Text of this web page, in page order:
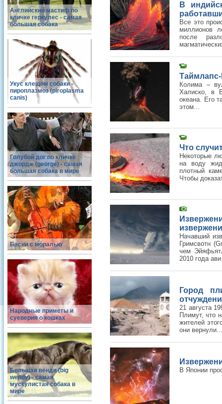
Английский мастиф по
кличке геркулес - самая
большая собака
Укус клещом собаки -
пироплазмоз (piroplasma
canis)
Голубой дог по кличке
джордж (george) - самая
большая собака в мире
Басни с моралью
Народные приметы и
суеверия о кошках
Большая венди (big
wendy) - самая
мускулистая собака в
мире
В
Все это
миллионов
после
Колима –
Халиско, в
океана. Его
этом...
Что
Некоторые
на воду
плотный
Чтобы
Начавший
Гримсвотн
чем
2010 года
Город
21 августа
Плимут, что
жителей
они вернули...
В Японии